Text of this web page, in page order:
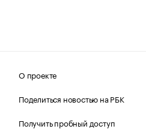
О проекте
Поделиться новостью на РБК
Получить пробный доступ